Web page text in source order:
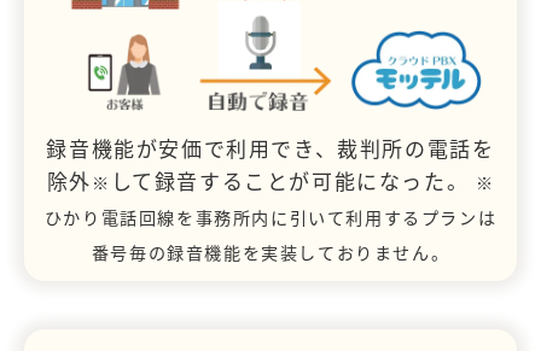
録音機能が安価で利用でき、裁判所の電話を
除外 ※ して録音することが可能になった。
※
ひかり電話回線を事務所内に引いて利用するプランは
番号毎の録音機能を実装しておりません。